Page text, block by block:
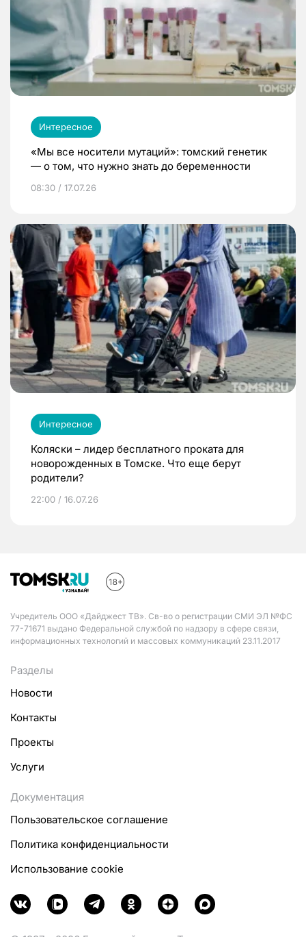
Интересное
«Мы все носители мутаций»: томский генетик
— о том, что нужно знать до беременности
08:30 / 17.07.26
Интересное
Коляски – лидер бесплатного проката для
новорожденных в Томске. Что еще берут
родители?
22:00 / 16.07.26
Учредитель ООО «Дайджест ТВ». Св-во о регистрации СМИ ЭЛ №ФС
77-71671 выдано Федеральной службой по надзору в сфере связи,
информационных технологий и массовых коммуникаций 23.11.2017
Разделы
Новости
Контакты
Проекты
Услуги
Документация
Пользовательское соглашение
Политика конфиденциальности
Использование cookie